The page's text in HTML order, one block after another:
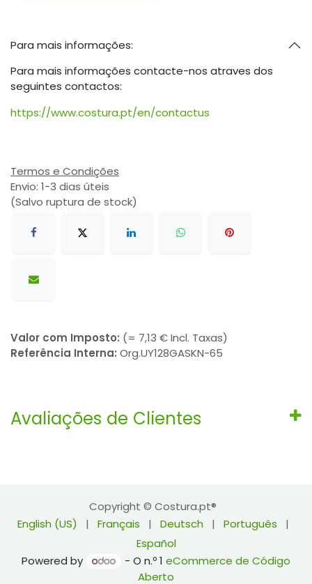
Para mais informações:
Para mais informações contacte-nos atraves dos
seguintes contactos:
https://www.costura.pt/en/contactus
Termos e Condições
Envio: 1-3 dias úteis
(Salvo ruptura de stock)
Valor com Imposto: (= 7,13 € Incl. Taxas)
Referência Interna: Org.UY128GASKN-65
Avaliações de Clientes
Copyright © Costura.pt®
English (US)
| Français | Deutsch | Português
|
Español
Powered by
- O n.º 1 eCommerce de Código
Aberto